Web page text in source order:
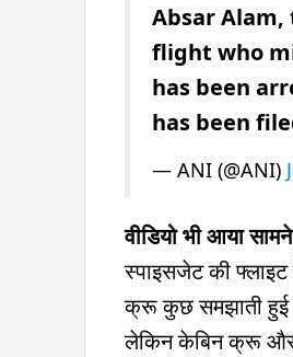
Absar Alam,
flight who
has been
has been
— ANI (@ANI)
वीडियो भी आया सामने
स्पाइसजेट की फ्लाइट
क्रू कुछ समझाती हुई
लेकिन केबिन क्रू और